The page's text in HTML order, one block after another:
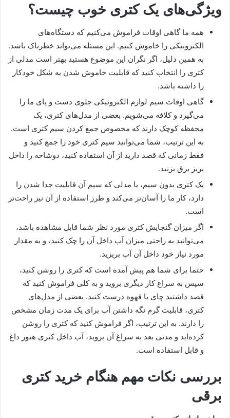
ویژگی‌های یک کتری خوب چیست؟
همه ما گاهی اوقات فراموش می‌کنیم که دستگاه‌های
الکترونیکی را خاموش کنیم. این مسئله می‌تواند خطرناک باشد.
به همین دلیل، اگر نگران این موضوع هستید بهتر است مدلی از
کتری را انتخاب کنید که قابلیت خاموش شدن به شکل خودکار
را داشته باشد.
گاهی اوقات سیم لوازم الکترونیکی جلوی دست و پای ما را
می‌گیرد و کلافه می‌شویم. بعضی از مدل‌های کتری، یک
محفظه کوچک دارند که مخصوص جمع کردن سیم کتری است.
به این ترتیب، شما می‌توانید سیم کتری خود را جمع کنید و
فقط زمانی که قصد دارید از آن استفاده کنید، دوشاخه را داخل
پریز برق بزنید.
یک کتری بدون سیم، یا مدلی که سیم آن قابلیت جدا شدن را
دارد، کار ما را آسان‌تر می‌کند و طرز استفاده از آن نیز راحت‌تر
است.
اگر میزان گنجایش کتری مورد نظر شما قابل مشاهده باشد،
می‌توانید به راحتی میزان آب داخل آن را چک کنید، و به مقدار
مورد نیاز خود داخل آن آب بریزید.
حتما برای شما هم پیش آمده است که کتری را روشن کنید،
سپس به سراغ کار دیگری بروید و به کلی فراموش کنید که
قصد داشتید چای یا قهوه درست کنید. بعضی از مدل‌های
کتری، قابلیت گرم نگه داشتن آب برای یک مدت زمان مشخص
را دارند. به این ترتیب، اگر فراموش کنید که کتری را روشن
کرده‌اید و مدتی بعد به سراغ آن بروید، آب داخل کتری هنوز داغ
و قابل استفاده است.
بررسی نکات مهم هنگام خرید کتری
برقی